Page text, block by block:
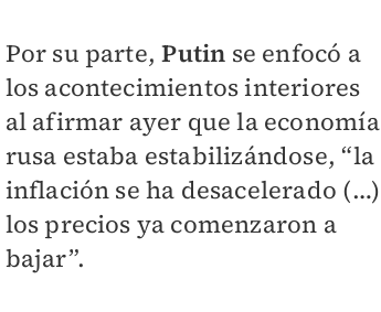
Por su parte,Putin se enfocó a
los acontecimientos interiores
al afirmar ayer que la economía
rusa estaba estabilizándose, “la
inflación se ha desacelerado (…)
los precios ya comenzaron a
bajar”.